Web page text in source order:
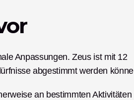
Anpassungen. Zeus ist mit 12
abgestimmt werden
an bestimmten Aktivitäten